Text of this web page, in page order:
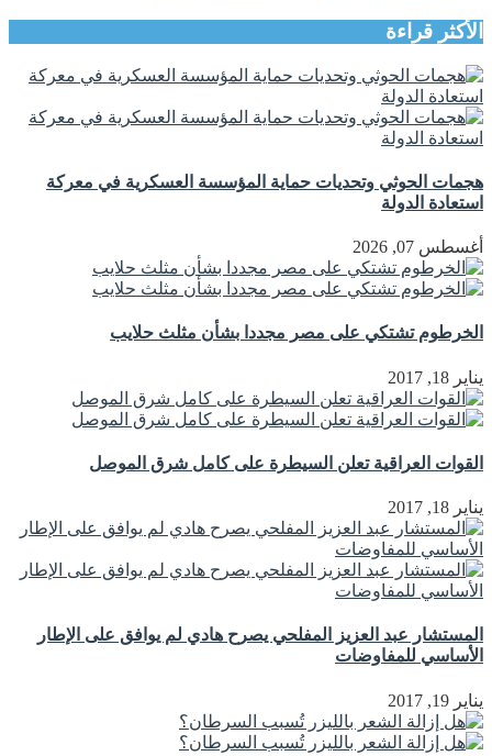
الأكثر قراءة
هجمات الحوثي وتحديات حماية المؤسسة العسكرية في معركة
استعادة الدولة
أغسطس 07, 2026
الخرطوم تشتكي على مصر مجددا بشأن مثلث حلايب
يناير 18, 2017
القوات العراقية تعلن السيطرة على كامل شرق الموصل
يناير 18, 2017
المستشار عبد العزيز المفلحي يصرح هادي لم يوافق على الإطار
الأساسي للمفاوضات
يناير 19, 2017